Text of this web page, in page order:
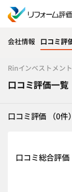
会社情報 口コミ評
Rinインベストメン
口コミ評価一覧
口コミ評価 （0件）
口コミ総合評価